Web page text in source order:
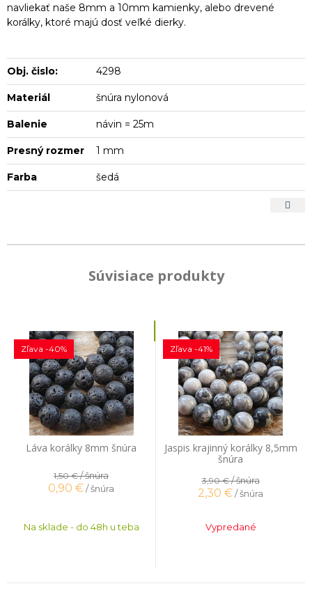
navliekať naše 8mm a 10mm kamienky, alebo drevené
korálky, ktoré majú dosť veľké dierky.
Obj. čislo: 4298
Materiál šnúra nylonová
Balenie návin = 25m
Presný rozmer 1 mm
Farba šedá
Súvisiace produkty
Láva korálky 8mm šnúra
Zľava -40%
1,50 €/ šnúra
0,90 €/ šnúra
Na sklade - do 48h u teba
Jaspis krajinný korálky 8,5mm
šnúra
Zľava -41%
3,90 €/ šnúra
2,30 €/ šnúra
Vypredané